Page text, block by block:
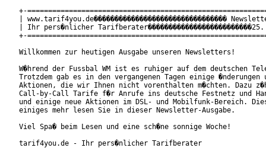
+-
| www.tarif4you.de��������������������������������
| Ihr pers�nlicher
+-
Willkommen zur heutigen Ausgabe unseren Newsletters!
W�hrend der Fussbal WM ist es ruhiger auf dem deutschen
Trotzdem gab es in den vergangenen Tagen einige �nderungen
Aktionen, die wir Ihnen nicht vorenthalten m�chten. Dazu
Call-by-Call Tarife f�r Anrufe ins deutsche Festnetz und
und einige neue Aktionen im DSL- und Mobilfunk-Bereich.
einiges mehr lesen Sie in dieser Newsletter-Ausgabe.
Viel Spa� beim Lesen und eine sch�ne sonnige Woche!
tarif4you.de - Ihr pers�nlicher Tarifberater